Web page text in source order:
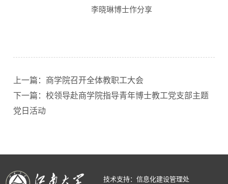
李晓琳博士作分享
上一篇：商学院召开全体教职工大会
下一篇：校领导赴商学院指导青年博士教工党支部主题
党日活动
技术支持：信息化建设管理处